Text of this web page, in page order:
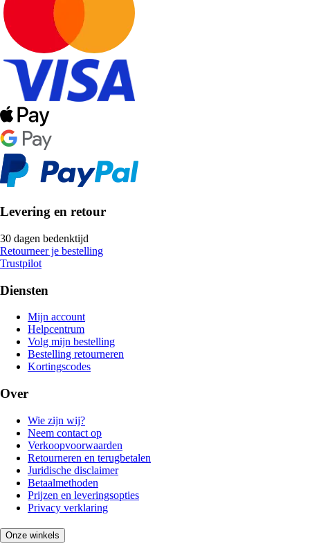
Levering en retour
30 dagen bedenktijd
Retourneer je bestelling
Trustpilot
Diensten
Mijn account
Helpcentrum
Volg mijn bestelling
Bestelling retourneren
Kortingscodes
Over
Wie zijn wij?
Neem contact op
Verkoopvoorwaarden
Retourneren en terugbetalen
Juridische disclaimer
Betaalmethoden
Prijzen en leveringsopties
Privacy verklaring
Onze winkels